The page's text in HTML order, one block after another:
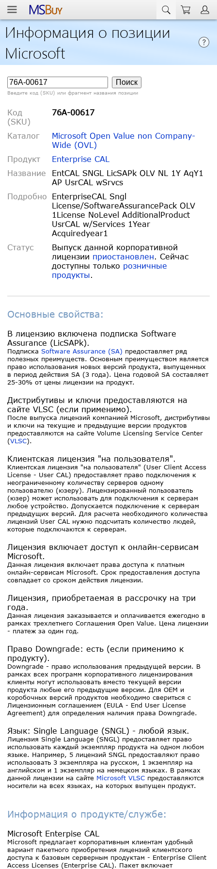
Информация о позиции
Microsoft
Введите код (SKU) или фрагмент названия позиции
Код
(SKU)
76A-00617
Каталог
Microsoft Open Value non Company-
Wide (OVL)
Продукт
Enterprise CAL
Название
EntCAL SNGL LicSAPk OLV NL 1Y AqY1
AP UsrCAL wSrvcs
Подробно
EnterpriseCAL Sngl
License/SoftwareAssurancePack OLV
1License NoLevel AdditionalProduct
UsrCAL w/Services 1Year
Acquiredyear1
Статус
Выпуск данной корпоративной
лицензии приостановлен. Сейчас
доступны только розничные
продукты.
Основные свойства:
В лицензию включена подписка Software
Assurance (LicSAPk).
Подписка Software Assurance (SA) предоставляет ряд
полезных преимуществ. Основным преимуществом является
право использования новых версий продукта, выпущенных
в период действия SA (3 года). Цена годовой SA составляет
25-30% от цены лицензии на продукт.
Дистрибутивы и ключи предоставляются на
сайте VLSC (если применимо).
После выпуска лицензий компанией Microsoft, дистрибутивы
и ключи на текущие и предыдущие версии продуктов
предоставляются на сайте Volume Licensing Service Center
(VLSC).
Клиентская лицензия "на пользователя".
Клиентская лицензия "на пользователя" (User Client Access
License - User CAL) предоставляет право подключения к
неограниченному количеству серверов одному
пользователю (юзеру). Лицензированный пользователь
(юзер) может использовать для подключения к серверам
любое устройство. Допускается подключение к серверам
предыдущих версий. Для расчета необходимого количества
лицензий User CAL нужно подсчитать количество людей,
которые подключаются к серверам.
Лицензия включает доступ к онлайн-сервисам
Microsoft.
Данная лицензия включает права доступа к платным
онлайн-сервисам Microsoft. Срок предоставления доступа
совпадает со сроком действия лицензии.
Лицензия, приобретаемая в рассрочку на три
года.
Данная лицензия заказывается и оплачивается ежегодно в
рамках трехлетнего Соглашения Open Value. Цена лицензии
- платеж за один год.
Право Downgrade: есть (если применимо к
продукту).
Downgrade - право использования предыдущей версии. В
рамках всех программ корпоративного лицензирования
клиенты могут использовать вместо текущей версии
продукта любые его предыдущие версии. Для OEM и
коробочных версий продуктов необходимо свериться с
Лицензионным соглашением (EULA - End User License
Agreement) для определения наличия права Downgrade.
Язык: Single Language (SNGL) - любой язык.
Лицензия Single Language (SNGL) предоставляет право
использовать каждый экземпляр продукта на одном любом
языке. Например, 5 лицензий SNGL предоставляют право
использовать 3 экземпляра на русском, 1 экземпляр на
английском и 1 экземпляр на немецком языках. В рамках
данной лицензии на сайте Microsoft VLSC предоставляются
носители на всех языках, на которых выпущен продукт.
Информация о продукте/службе:
Microsoft Enterpise CAL
Microsoft предлагает корпоративным клиентам удобный
вариант пакетного приобретения лицензий клиентского
доступа к базовым серверным продуктам - Enterprise Client
Access Licenses (Enterprise CAL). Пакет включает